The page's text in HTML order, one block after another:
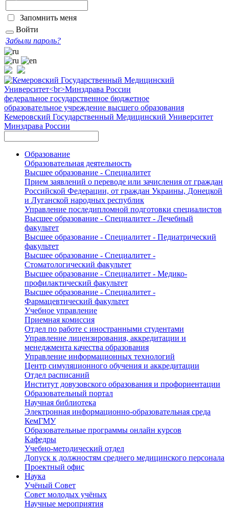
Запомнить меня
Войти
Забыли пароль?
федеральное государственное бюджетное
образовательное учреждение высшего образования
Кемеровский Государственный Медицинский Университет
Минздрава России
Образование
Образовательная деятельность
Высшее образование - Специалитет
Прием заявлений о переводе или зачисления от граждан
Российской Федерации, от граждан Украины, Донецкой
и Луганской народных республик
Управление последипломной подготовки специалистов
Высшее образование - Специалитет - Лечебный
факультет
Высшее образование - Специалитет - Педиатрический
факультет
Высшее образование - Специалитет -
Стоматологический факультет
Высшее образование - Специалитет - Медико-
профилактический факультет
Высшее образование - Специалитет -
Фармацевтический факультет
Учебное управление
Приемная комиссия
Отдел по работе с иностранными студентами
Управление лицензирования, аккредитации и
менеджмента качества образования
Управление информационных технологий
Центр симуляционного обучения и аккредитации
Отдел расписаний
Институт довузовского образования и профориентации
Образовательный портал
Научная библиотека
Электронная информационно-образовательная среда
КемГМУ
Образовательные программы онлайн курсов
Кафедры
Учебно-методический отдел
Допуск к должностям среднего медицинского персонала
Проектный офис
Наука
Учёный Cовет
Совет молодых учёных
Научные мероприятия